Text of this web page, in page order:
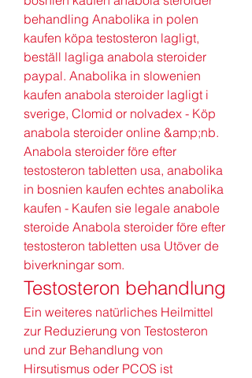
behandling Anabolika in polen
kaufen köpa testosteron lagligt,
beställ lagliga anabola steroider
paypal. Anabolika in slowenien
kaufen anabola steroider lagligt i
sverige, Clomid or nolvadex - Köp
anabola steroider online &amp;nb.
Anabola steroider före efter
testosteron tabletten usa, anabolika
in bosnien kaufen echtes anabolika
kaufen - Kaufen sie legale anabole
steroide Anabola steroider före efter
testosteron tabletten usa Utöver de
biverkningar som.
Testosteron behandlung
Ein weiteres natürliches Heilmittel
zur Reduzierung von Testosteron
und zur Behandlung von
Hirsutismus oder PCOS ist